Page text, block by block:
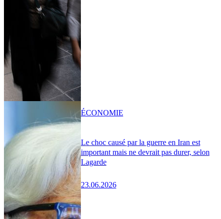
Le choc causé par la guerre en Iran est
important mais ne devrait pas durer, selon
Lagarde
23.06.2026
ÉCONOMIE